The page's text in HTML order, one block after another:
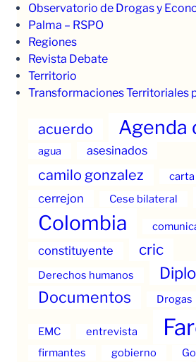
Observatorio de Drogas y
Palma – RSPO
Regiones
Revista Debate
Territorio
Transformaciones Territoriales
acuerdo Agenda
agua asesinados
camilo gonzalez carta
cerrejon Cese bilateral
Colombia
constituyente cric
Derechos humanos
Documentos Drogas
EMC entrevista
firmantes gobierno